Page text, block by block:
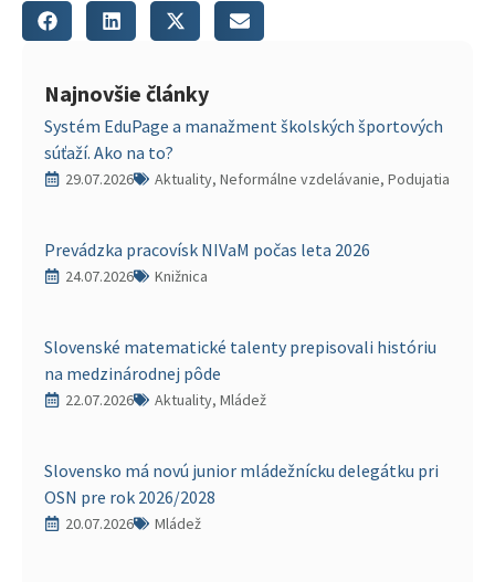
Najnovšie články
Systém EduPage a manažment školských športových
súťaží. Ako na to?
29.07.2026 Aktuality, Neformálne vzdelávanie, Podujatia
Prevádzka pracovísk NIVaM počas leta 2026
24.07.2026 Knižnica
Slovenské matematické talenty prepisovali históriu
na medzinárodnej pôde
22.07.2026 Aktuality, Mládež
Slovensko má novú junior mládežnícku delegátku pri
OSN pre rok 2026/2028
20.07.2026 Mládež